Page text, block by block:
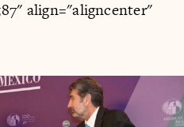
align="aligncenter"